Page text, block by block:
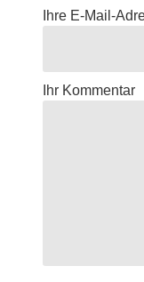
Ihre E-Mail-
Ihr Kommentar